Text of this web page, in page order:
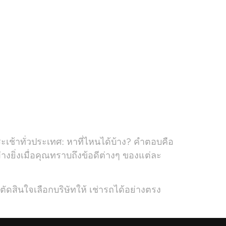
เช้าทั่วประเทศ: หาที่ไหนได้บ้าง? คำตอบคือ
ยิ่งเมื่อคุณทราบถึงข้อดีต่างๆ ของแต่ละ
สินใจเลือกบริษัทให้ เช่ารถได้อย่างตรง